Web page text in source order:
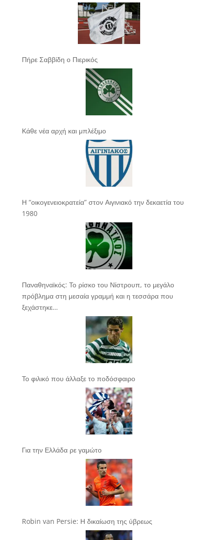
Πήρε Σαββίδη ο Πιερικός
Κάθε νέα αρχή και μπλέξιμο
Η “οικογενειοκρατεία” στον Αιγινιακό την δεκαετία του
1980
Παναθηναϊκός: Το ρίσκο του Νίστρουπ, το μεγάλο
πρόβλημα στη μεσαία γραμμή και η τεσσάρα που
ξεχάστηκε…
Το φιλικό που άλλαξε το ποδόσφαιρο
Για την Ελλάδα ρε γαμώτο
Robin van Persie: Η δικαίωση της ύβρεως